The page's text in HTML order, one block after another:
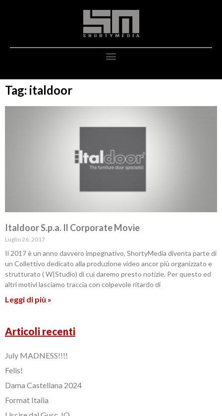
Tag: italdoor
Italdoor S.p.a. Il Corporate Movie
Luglio 26, 2017
Il 2017 è un anno davvero impegnativo, ShortyMedia diventa parte di
un Collettivo dedicato alla produzione video ancor più organizzato e
strutturato ( W|Studio) di cui daremo presto notizie. Per questo ed
altri motivi lasciamo traccia con colpevole ritardo di
Leggi di più »
Articoli recenti
July MADNESS!!!!
Felis!
Dama Castellana 2024
Format Italia